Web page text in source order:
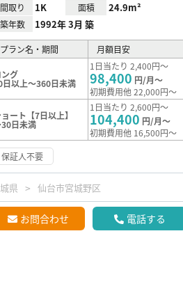
間取り 1K 面積 24.9m²
築年数 1992年 3月 築
プラン名・期間 月額目安
グ
日以上～360日未満
1日当たり 2,400円～
98,400 円/月～
初期費用他 22,000円～
ート【7日以上】
日未満
1日当たり 2,600円～
104,400 円/月～
初期費用他 16,500円～
保証人不要
県 仙台市宮城野区
お問合わせ 電話する